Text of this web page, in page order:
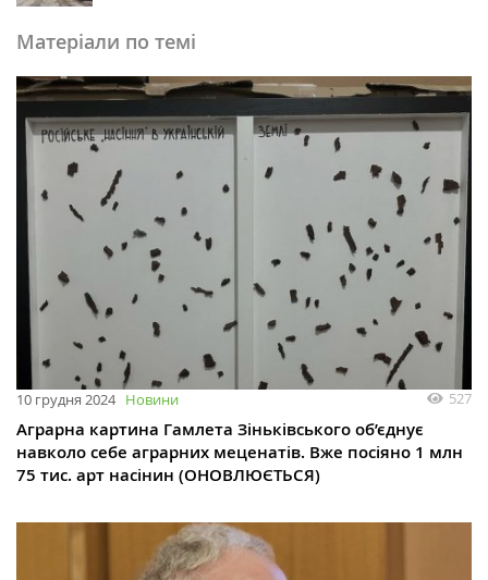
Матеріали по темі
10 грудня 2024 Новини 527
Аграрна картина Гамлета Зіньківського об’єднує
навколо себе аграрних меценатів. Вже посіяно 1 млн
75 тис. арт насінин (ОНОВЛЮЄТЬСЯ)